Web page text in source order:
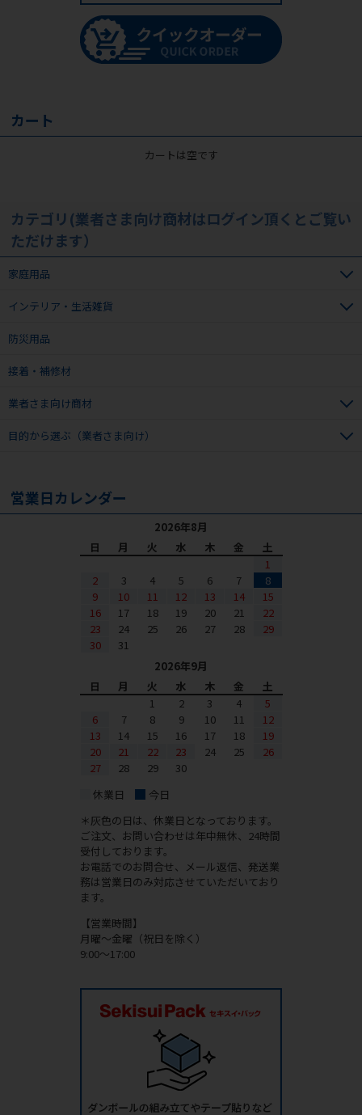
カート
カートは空です
カテゴリ(業者さま向け商材はログイン頂くとご覧い
ただけます）
家庭用品
インテリア・生活雑貨
防災用品
接着・補修材
業者さま向け商材
目的から選ぶ（業者さま向け）
営業日カレンダー
2026年8月
日
月 火 水 木 金
土
1
2
3 4 5 6 7
8
9
10 11 12 13 14
15
16
17 18 19 20 21
22
23
24 25 26 27 28
29
30
31
2026年9月
日
月 火 水 木 金
土
1
2 3 4
5
6
7 8 9 10 11
12
13
14 15 16 17 18
19
20
21 22 23 24 25
26
27
28 29
30
休業日
今日
＊灰色の日は、休業日となっております。
ご注文、お問い合わせは年中無休、24時間
受付しております。
お電話でのお問合せ、メール返信、発送業
務は営業日のみ対応させていただいており
ます。
【営業時間】
月曜～金曜（祝日を除く）
9:00～17:00